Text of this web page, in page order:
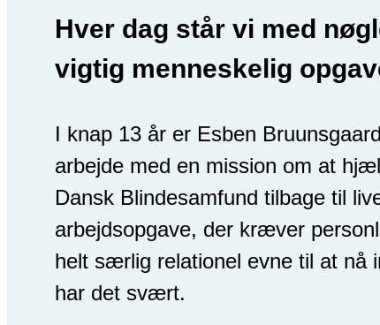
Hver dag står vi med
vigtig menneskelig
I knap 13 år er Esben
arbejde med en mission om at
Dansk Blindesamfund tilbage til
arbejdsopgave, der kræver
helt særlig relationel evne til at nå
har det svært.